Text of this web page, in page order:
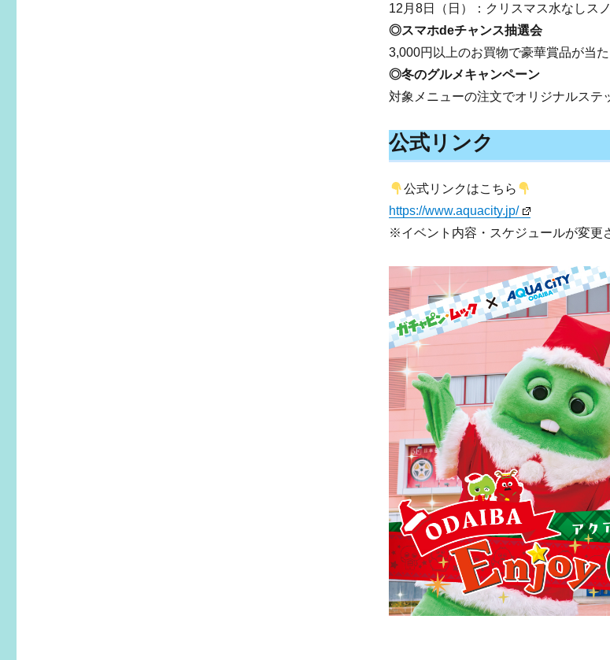
12月8日（日）：クリスマス水なしス
◎スマホdeチャンス抽選会
3,000円以上のお買物で豪華賞品が当
◎冬のグルメキャンペーン
対象メニューの注文でオリジナルステ
公式リンク
公式リンクはこちら
https://www.aquacity.jp/
※イベント内容・スケジュールが変更